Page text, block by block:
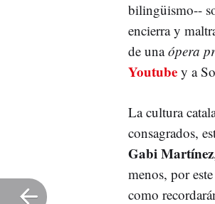
bilingüismo--
encierra y
de unaópera
Youtube y a
La cultura
consagrados,
Gabi Martínez
menos, por
como